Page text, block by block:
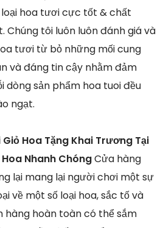
hoa tươi cực tốt & chất
Chúng tôi luôn luôn đánh giá và
tươi từ bỏ những mối cung
và đáng tin cậy nhằm đảm
dòng sản phẩm hoa tuoi đều
ngạt.
Hoa Tặng Khai Trương Tại
Nhanh ChóngCửa hàng
lại mang lại người chơi một sự
về một số loại hoa, sắc tố và
hàng hoàn toàn có thể sắm